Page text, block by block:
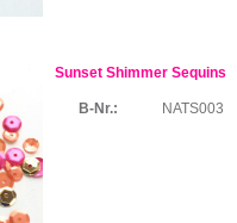
Sunset Shimmer Sequins
B-Nr.: NATS003